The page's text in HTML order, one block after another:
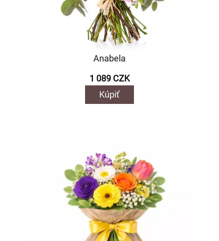
Anabela
1 089 CZK
Kúpiť